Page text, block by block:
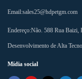
Email:sales25@hdpetgm.com
Endereço:Não. 588 Rua Baizi,
Desenvolvimento de Alta
Mídia social